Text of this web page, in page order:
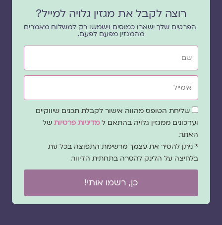
רוצה לקבל את מגזין גלויה למייל?
הפרטים שלך ישארו כמוסים וישמשו רק למשלוח מאמרים
מהמגזין מפעם לפעם.
שם
אימייל
שדה
הסכמה
שליחת הטופס מהווה אישור לקבלת תכנים שיווקיים
ועדכונים ממגזין גלויה בהתאם ל מדיניות פרטיותשל
האתר.
* ניתן להסיר את עצמך מרשימת התפוצה בכל עת
בלחיצה על הלינק להסרה בתחתית הדיוור.
כן, רשמו אותי!